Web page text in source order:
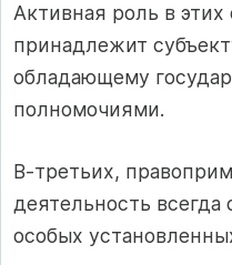
Активная роль в
принадлежит
обладающему
полномочиями.
В-третьих,
деятельность
особых